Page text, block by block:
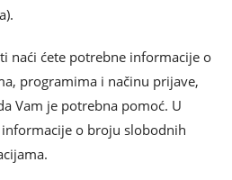
naći ćete potrebne informacije o
programima i načinu prijave,
Vam je potrebna pomoć. U
o broju slobodnih